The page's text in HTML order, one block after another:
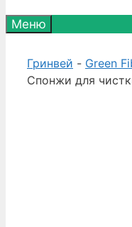
Меню
Гринвей - Green
Спонжи для